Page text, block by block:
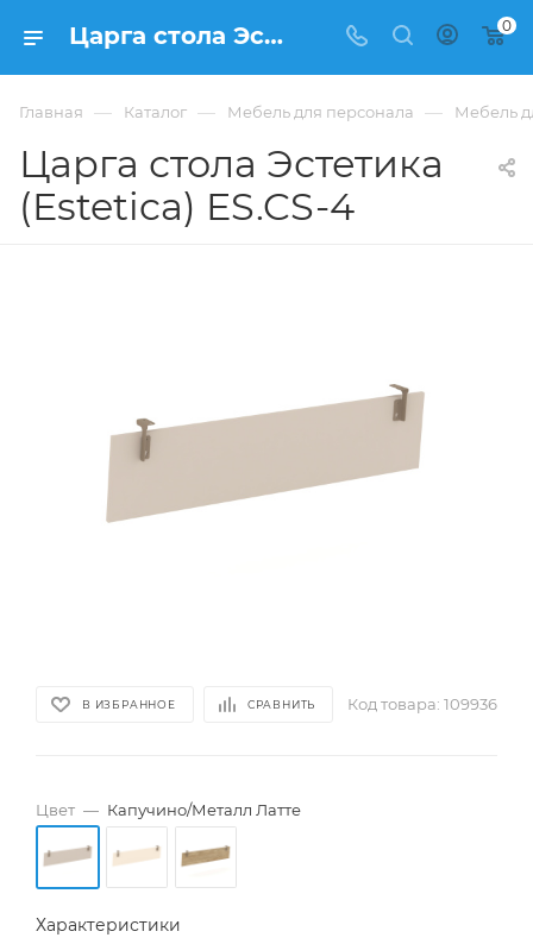
Царга стола Эстетика (Estetica) ES.CS-4 купить в Москве, цена 3 615 ₽. - интернет-магазин ФРАНКОМ 0
Главная — Каталог — Мебель для персонала — Мебель
Царга стола Эстетика
(Estetica) ES.CS-4
В ИЗБРАННОЕ СРАВНИТЬ Код товара: 109936
Цвет — Капучино/Металл Латте
Характеристики